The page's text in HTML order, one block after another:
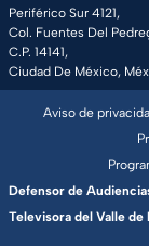
Periférico Sur 4121,
Col. Fuentes Del
C.P. 14141,
Ciudad De México,
Aviso de
Defensor de
Televisora del Valle de